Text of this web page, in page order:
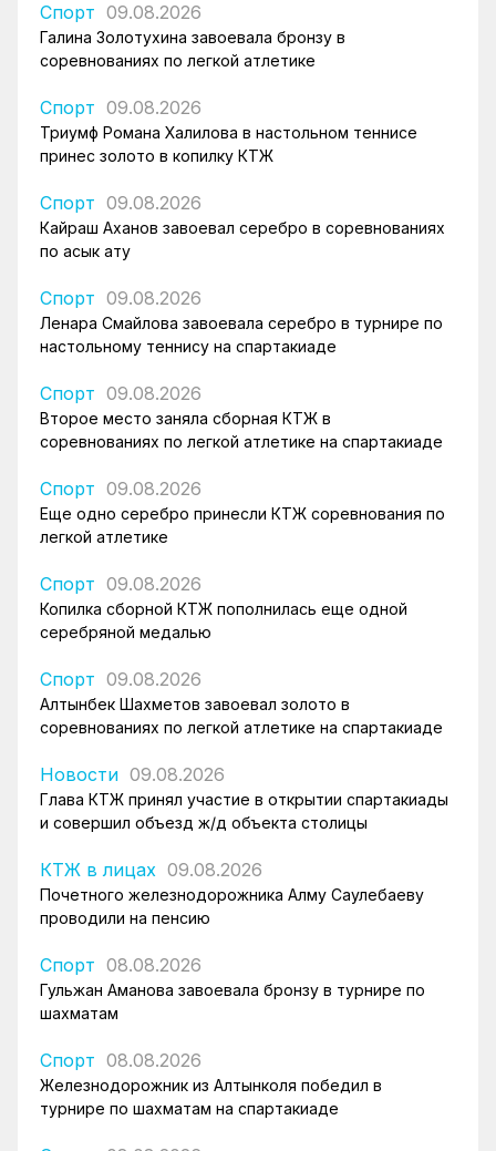
Спорт 09.08.2026
Галина Золотухина завоевала бронзу в
соревнованиях по легкой атлетике
Спорт 09.08.2026
Триумф Романа Халилова в настольном теннисе
принес золото в копилку КТЖ
Спорт 09.08.2026
Кайраш Аханов завоевал серебро в соревнованиях
по асык ату
Спорт 09.08.2026
Ленара Смайлова завоевала серебро в турнире по
настольному теннису на спартакиаде
Спорт 09.08.2026
Второе место заняла сборная КТЖ в
соревнованиях по легкой атлетике на спартакиаде
Спорт 09.08.2026
Еще одно серебро принесли КТЖ соревнования по
легкой атлетике
Спорт 09.08.2026
Копилка сборной КТЖ пополнилась еще одной
серебряной медалью
Спорт 09.08.2026
Алтынбек Шахметов завоевал золото в
соревнованиях по легкой атлетике на спартакиаде
Новости 09.08.2026
Глава КТЖ принял участие в открытии спартакиады
и совершил объезд ж/д объекта столицы
КТЖ в лицах 09.08.2026
Почетного железнодорожника Алму Саулебаеву
проводили на пенсию
Спорт 08.08.2026
Гульжан Аманова завоевала бронзу в турнире по
шахматам
Спорт 08.08.2026
Железнодорожник из Алтынколя победил в
турнире по шахматам на спартакиаде